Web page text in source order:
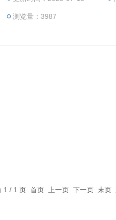
浏览量：3987
1 / 1 页 首页 上一页 下一页 末页